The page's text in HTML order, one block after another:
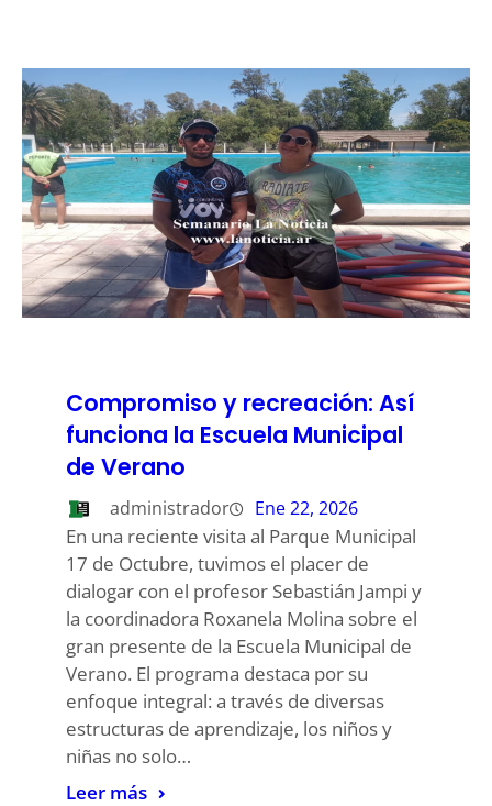
Compromiso y recreación: Así
funciona la Escuela Municipal
de Verano
administrador Ene 22, 2026
En una reciente visita al Parque Municipal
17 de Octubre, tuvimos el placer de
dialogar con el profesor Sebastián Jampi y
la coordinadora Roxanela Molina sobre el
gran presente de la Escuela Municipal de
Verano. El programa destaca por su
enfoque integral: a través de diversas
estructuras de aprendizaje, los niños y
niñas no solo…
Leer más